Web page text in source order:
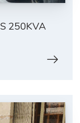
250KVA